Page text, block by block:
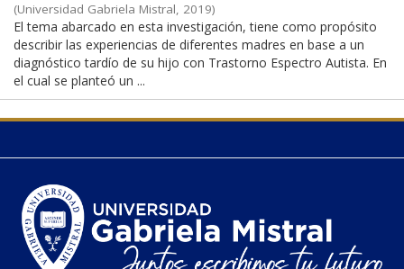
(Universidad Gabriela Mistral, 2019)
El tema abarcado en esta investigación, tiene como propósito
describir las experiencias de diferentes madres en base a un
diagnóstico tardío de su hijo con Trastorno Espectro Autista. En
el cual se planteó un ...